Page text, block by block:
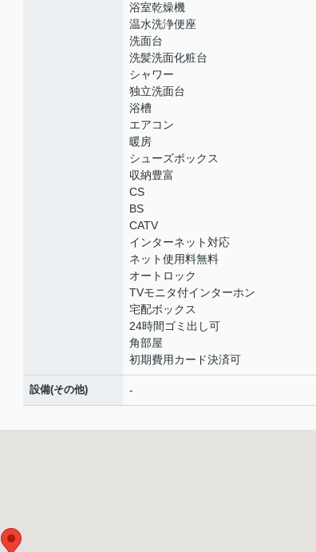
浴室乾燥機
温水洗浄便座
洗面台
洗髪洗面化粧台
シャワー
独立洗面台
浴槽
エアコン
暖房
シューズボックス
収納豊富
CS
BS
CATV
インターネット対応
ネット使用料無料
オートロック
TVモニタ付インターホン
宅配ボックス
24時間ゴミ出し可
角部屋
初期費用カード決済可
設備(その他) -